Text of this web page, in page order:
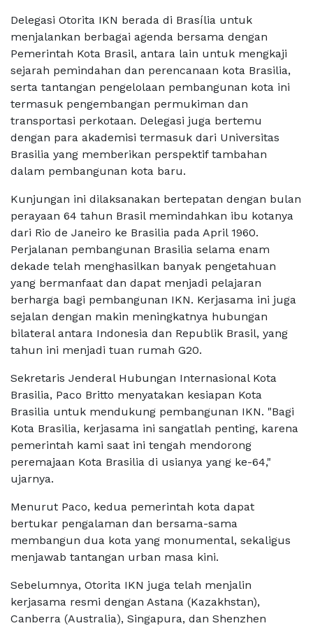
Delegasi Otorita IKN berada di Brasília untuk
menjalankan berbagai agenda bersama dengan
Pemerintah Kota Brasil, antara lain untuk mengkaji
sejarah pemindahan dan perencanaan kota Brasilia,
serta tantangan pengelolaan pembangunan kota ini
termasuk pengembangan permukiman dan
transportasi perkotaan. Delegasi juga bertemu
dengan para akademisi termasuk dari Universitas
Brasilia yang memberikan perspektif tambahan
dalam pembangunan kota baru.
Kunjungan ini dilaksanakan bertepatan dengan bulan
perayaan 64 tahun Brasil memindahkan ibu kotanya
dari Rio de Janeiro ke Brasilia pada April 1960.
Perjalanan pembangunan Brasilia selama enam
dekade telah menghasilkan banyak pengetahuan
yang bermanfaat dan dapat menjadi pelajaran
berharga bagi pembangunan IKN. Kerjasama ini juga
sejalan dengan makin meningkatnya hubungan
bilateral antara Indonesia dan Republik Brasil, yang
tahun ini menjadi tuan rumah G20.
Sekretaris Jenderal Hubungan Internasional Kota
Brasilia, Paco Britto menyatakan kesiapan Kota
Brasilia untuk mendukung pembangunan IKN. "Bagi
Kota Brasilia, kerjasama ini sangatlah penting, karena
pemerintah kami saat ini tengah mendorong
peremajaan Kota Brasilia di usianya yang ke-64,"
ujarnya.
Menurut Paco, kedua pemerintah kota dapat
bertukar pengalaman dan bersama-sama
membangun dua kota yang monumental, sekaligus
menjawab tantangan urban masa kini.
Sebelumnya, Otorita IKN juga telah menjalin
kerjasama resmi dengan Astana (Kazakhstan),
Canberra (Australia), Singapura, dan Shenzhen